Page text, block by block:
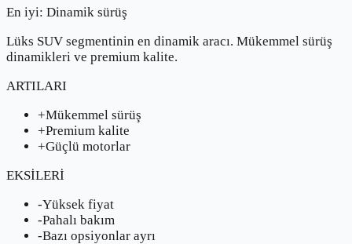
En iyi: Dinamik sürüş
Lüks SUV segmentinin en dinamik aracı. Mükemmel sürüş
dinamikleri ve premium kalite.
ARTILARI
+Mükemmel sürüş
+Premium kalite
+Güçlü motorlar
EKSİLERİ
-Yüksek fiyat
-Pahalı bakım
-Bazı opsiyonlar ayrı